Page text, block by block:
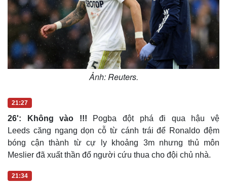
Pháp luật
Vụ án
Tin nóng
Tư vấn luật
Quân sự - Quốc phòng
Vũ khí
Việt Nam
Phân tích
Ảnh: Reuters.
21:27
26': Không vào !!! Pogba đột phá đi qua hậu vệ
Leeds căng ngang dọn cỗ từ cánh trái để Ronaldo đệm
bóng cận thành từ cự ly khoảng 3m nhưng thủ môn
Meslier đã xuất thần đổ người cứu thua cho đội chủ nhà.
21:34